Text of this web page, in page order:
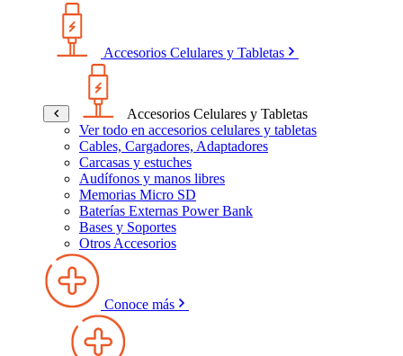
Accesorios Celulares y Tabletas
Accesorios Celulares y Tabletas
Ver todo en accesorios celulares y tabletas
Cables, Cargadores, Adaptadores
Carcasas y estuches
Audífonos y manos libres
Memorias Micro SD
Baterías Externas Power Bank
Bases y Soportes
Otros Accesorios
Conoce más